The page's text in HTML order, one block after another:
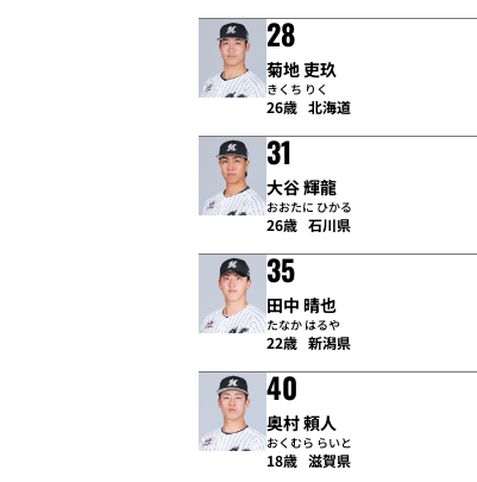
28
菊地 吏玖
きくち りく
26歳 北海道
31
大谷 輝龍
おおたに ひかる
26歳 石川県
35
田中 晴也
たなか はるや
22歳 新潟県
40
奥村 頼人
おくむら らいと
18歳 滋賀県